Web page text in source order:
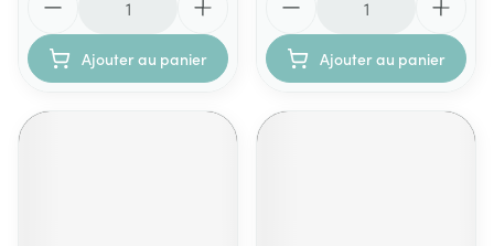
Ajouter au panier Ajouter au panier